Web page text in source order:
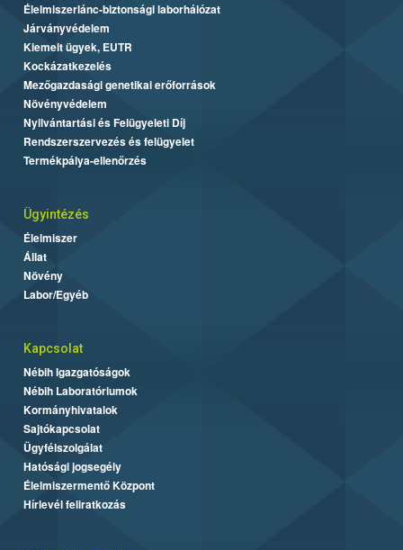
Élelmiszerlánc-biztonsági laborhálózat
Járványvédelem
Kiemelt ügyek, EUTR
Kockázatkezelés
Mezőgazdasági genetikai erőforrások
Növényvédelem
Nyilvántartási és Felügyeleti Díj
Rendszerszervezés és felügyelet
Termékpálya-ellenőrzés
Ügyintézés
Élelmiszer
Állat
Növény
Labor/Egyéb
Kapcsolat
Nébih Igazgatóságok
Nébih Laboratóriumok
Kormányhivatalok
Sajtókapcsolat
Ügyfélszolgálat
Hatósági jogsegély
Élelmiszermentő Központ
Hírlevél feliratkozás